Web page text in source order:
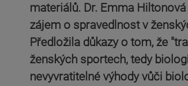
materiálů. Dr. Emma
zájem o spravedlnost v
Předložila důkazy o tom, že
ženských sportech, tedy
nevyvratitelné výhody vůči